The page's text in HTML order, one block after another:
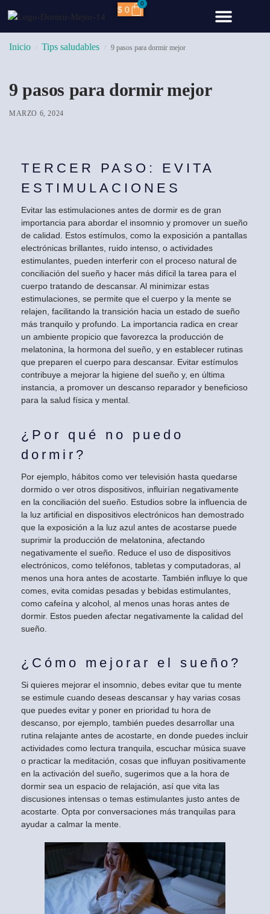
$0
0
Inicio / Tips saludables / 9 pasos para dormir mejor
9 pasos para dormir mejor
MARZO 6, 2024
TERCER PASO: EVITA
ESTIMULACIONES
Evitar las estimulaciones antes de dormir es de gran
importancia para abordar el insomnio y promover un sueño
de calidad. Estos estímulos, como la exposición a pantallas
electrónicas brillantes, ruido intenso, o actividades
estimulantes, pueden interferir con el proceso natural de
conciliación del sueño y hacer más difícil la tarea para el
cuerpo tratando de descansar. Al minimizar estas
estimulaciones, se permite que el cuerpo y la mente se
relajen, facilitando la transición hacia un estado de sueño
más tranquilo y profundo. La importancia radica en crear
un ambiente propicio que favorezca la producción de
melatonina, la hormona del sueño, y en establecer rutinas
que preparen el cuerpo para descansar. Evitar estímulos
contribuye a mejorar la higiene del sueño y, en última
instancia, a promover un descanso reparador y beneficioso
para la salud física y mental.
¿Por qué no puedo
dormir?
Por ejemplo, hábitos como ver televisión hasta quedarse
dormido o ver otros dispositivos, influirían negativamente
en la conciliación del sueño. Estudios sobre la influencia de
la luz artificial en dispositivos electrónicos han demostrado
que la exposición a la luz azul antes de acostarse puede
suprimir la producción de melatonina, afectando
negativamente el sueño. Reduce el uso de dispositivos
electrónicos, como teléfonos, tabletas y computadoras, al
menos una hora antes de acostarte. También influye lo que
comes, evita comidas pesadas y bebidas estimulantes,
como cafeína y alcohol, al menos unas horas antes de
dormir. Estos pueden afectar negativamente la calidad del
sueño.
¿Cómo mejorar el sueño?
Si quieres mejorar el insomnio, debes evitar que tu mente
se estimule cuando deseas descansar y hay varias cosas
que puedes evitar y poner en prioridad tu hora de
descanso, por ejemplo, también puedes desarrollar una
rutina relajante antes de acostarte, en donde puedes incluir
actividades como lectura tranquila, escuchar música suave
o practicar la meditación, cosas que influyan positivamente
en la activación del sueño, sugerimos que a la hora de
dormir sea un espacio de relajación, así que vita las
discusiones intensas o temas estimulantes justo antes de
acostarte. Opta por conversaciones más tranquilas para
ayudar a calmar la mente.